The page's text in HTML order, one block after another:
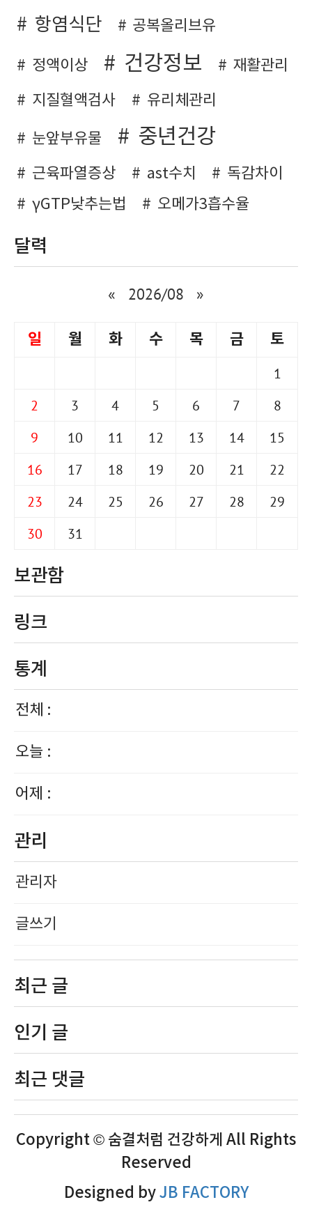
항염식단
공복올리브유
정액이상 건강정보
재활관리
지질혈액검사
유리체관리
눈앞부유물 중년건강
근육파열증상 ast수치
독감차이
γGTP낮추는법
오메가3흡수율
달력
« 2026/08 »
일 월 화 수 목 금 토
1
2
3 4 5 6 7
8
9
10 11 12 13 14
15
16
17 18 19 20 21
22
23
24 25 26 27 28
29
30
31
보관함
링크
통계
전체 :
오늘 :
어제 :
관리
관리자
글쓰기
최근 글
인기 글
최근 댓글
Copyright © 숨결처럼 건강하게 All Rights
Reserved
Designed byJB FACTORY